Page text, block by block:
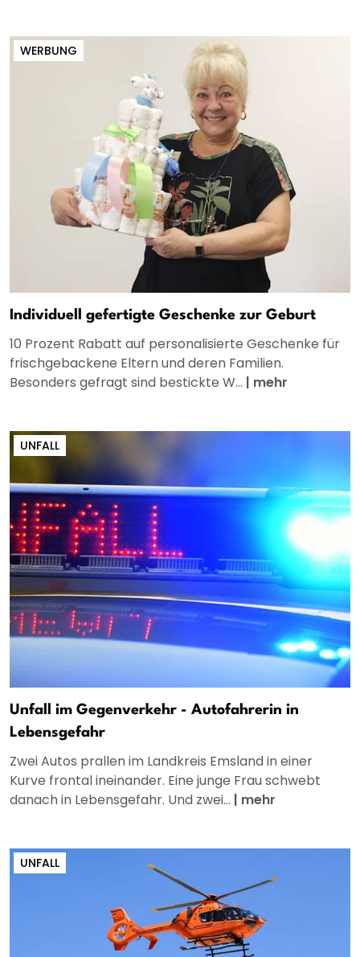
WERBUNG
Individuell gefertigte Geschenke zur Geburt
10 Prozent Rabatt auf personalisierte Geschenke für
frischgebackene Eltern und deren Familien.
Besonders gefragt sind bestickte W... | mehr
UNFALL
Unfall im Gegenverkehr - Autofahrerin in
Lebensgefahr
Zwei Autos prallen im Landkreis Emsland in einer
Kurve frontal ineinander. Eine junge Frau schwebt
danach in Lebensgefahr. Und zwei... | mehr
UNFALL